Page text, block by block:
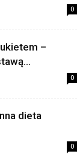
0
–
0
dieta
0